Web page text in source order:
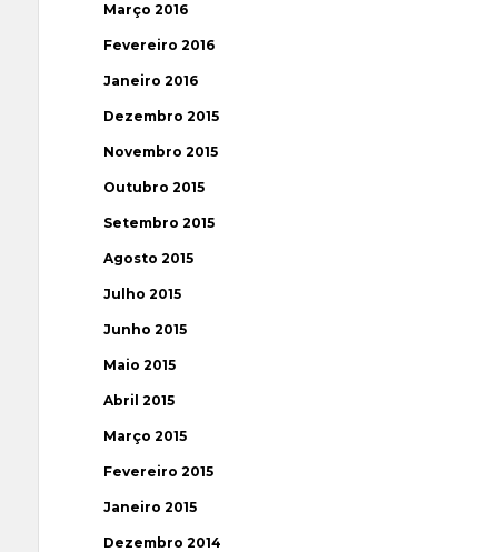
Março 2016
Fevereiro 2016
Janeiro 2016
Dezembro 2015
Novembro 2015
Outubro 2015
Setembro 2015
Agosto 2015
Julho 2015
Junho 2015
Maio 2015
Abril 2015
Março 2015
Fevereiro 2015
Janeiro 2015
Dezembro 2014